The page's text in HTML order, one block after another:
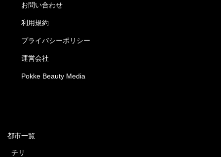
お問い合わせ
利用規約
プライバシーポリシー
運営会社
Pokke Beauty Media
都市一覧
チリ